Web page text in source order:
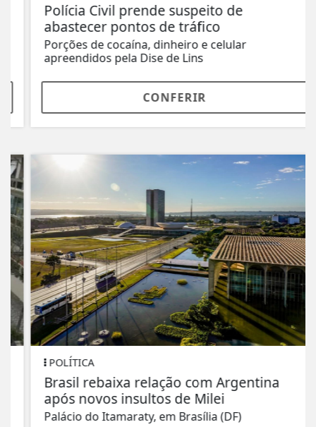
Polícia Civil prende suspeito de
abastecer pontos de tráfico
Porções de cocaína, dinheiro e celular
apreendidos pela Dise de Lins
CONFERIR
POLÍTICA
Brasil rebaixa relação com Argentina
após novos insultos de Milei
Palácio do Itamaraty, em Brasília (DF)